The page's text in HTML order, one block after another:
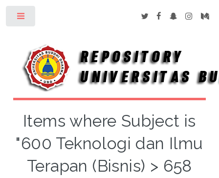
Items where Subject is
"600 Teknologi dan Ilmu
Terapan (Bisnis) > 658